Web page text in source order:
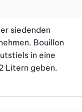
siedenden
Bouillon
in eine
Litern geben.